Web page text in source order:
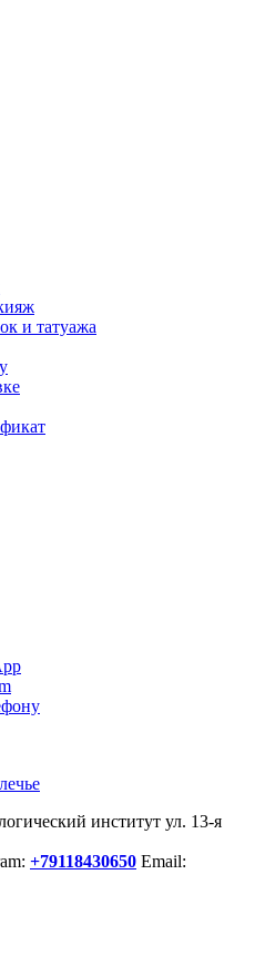
и татуажа
институт ул. 13-я
+79118430650 Email: